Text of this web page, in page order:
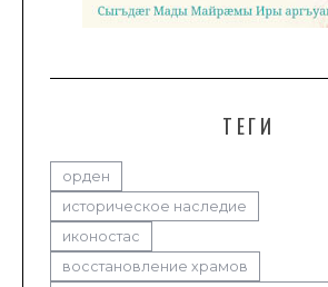
ТЕГИ
орден
историческое наследие
иконостас
восстановление храмов